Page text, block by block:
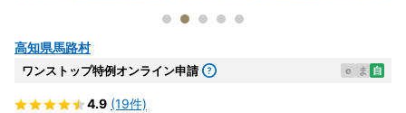
高知県馬路村
ワンストップ特例オンライン申請 e ま 自
4.9 (19件)